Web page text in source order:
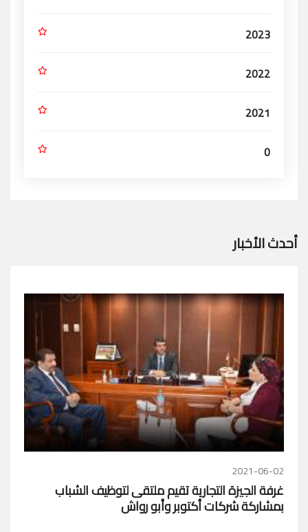
2023
2022
2021
0
أحدث الأخبار
2021-06-02
غرفة الجيزة التجارية تقيم ملتقى لتوظيف الشباب
بمشاركة شركات أكتوبر وأبو رواش